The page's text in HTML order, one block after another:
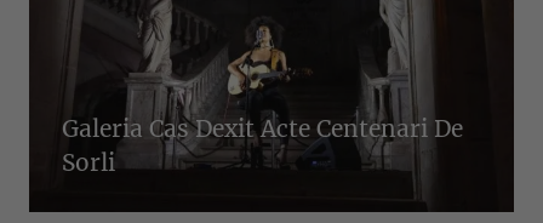
Galeria Cas Dexit Acte Centenari De
Sorli